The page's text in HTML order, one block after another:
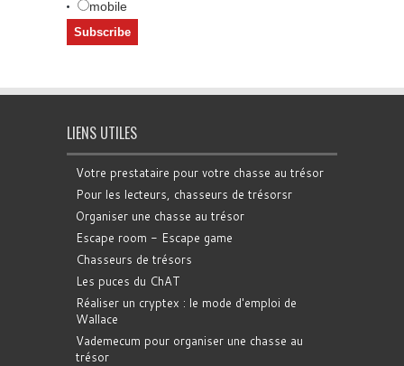
mobile
LIENS UTILES
Votre prestataire pour votre chasse au trésor
Pour les lecteurs, chasseurs de trésorsr
Organiser une chasse au trésor
Escape room - Escape game
Chasseurs de trésors
Les puces du ChAT
Réaliser un cryptex : le mode d'emploi de
Wallace
Vademecum pour organiser une chasse au
trésor